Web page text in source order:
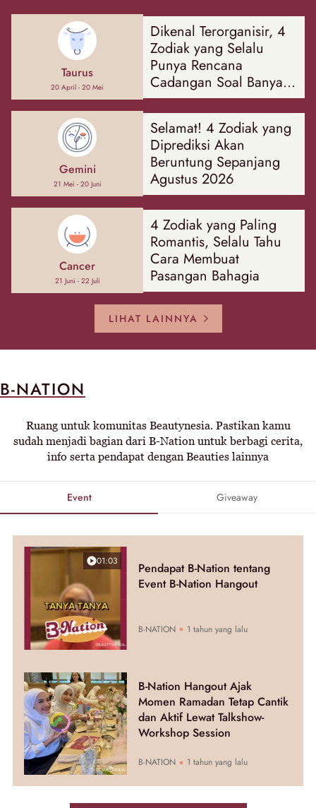
Taurus
20 April - 20 Mei
Dikenal Terorganisir, 4
Zodiak yang Selalu
Punya Rencana
Cadangan Soal Banyak
Hal
Gemini
21 Mei - 20 Juni
Selamat! 4 Zodiak yang
Diprediksi Akan
Beruntung Sepanjang
Agustus 2026
Cancer
21 Juni - 22 Juli
4 Zodiak yang Paling
Romantis, Selalu Tahu
Cara Membuat
Pasangan Bahagia
LIHAT LAINNYA
B-NATION
Ruang untuk komunitas Beautynesia. Pastikan kamu
sudah menjadi bagian dari B-Nation untuk berbagi cerita,
info serta pendapat dengan Beauties lainnya
Event Giveaway
01:03
Pendapat B-Nation tentang
Event B-Nation Hangout
B-NATION 1 tahun yang lalu
B-Nation Hangout Ajak
Momen Ramadan Tetap Cantik
dan Aktif Lewat Talkshow-
Workshop Session
B-NATION 1 tahun yang lalu